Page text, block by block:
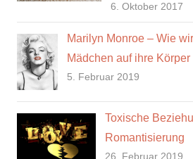
6. Oktober 2017
Marilyn Monroe – Wie
Mädchen auf ihre
5. Februar 2019
Toxische
Romantisierung
26. Februar 2019